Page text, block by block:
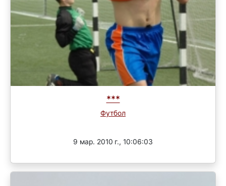
***
Футбол
9 мар. 2010 г., 10:06:03